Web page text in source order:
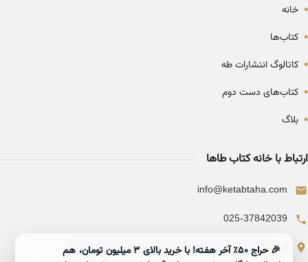
• خانه
• کتاب‌ها
• کاتالوگ انتشارات طه
• کتاب‌های دست دوم
• بلاگ
ارتباط با خانه کتاب طاها
info@ketabtaha.com
025-37842039
ایران، قم، بلوار معلم، مجتمع ناشران، طبقه سوم، واحد ۳۱۴
🎉 حراج ۵۰٪ آخر هفته! با خرید بالای 3 میلیون تومان، هم